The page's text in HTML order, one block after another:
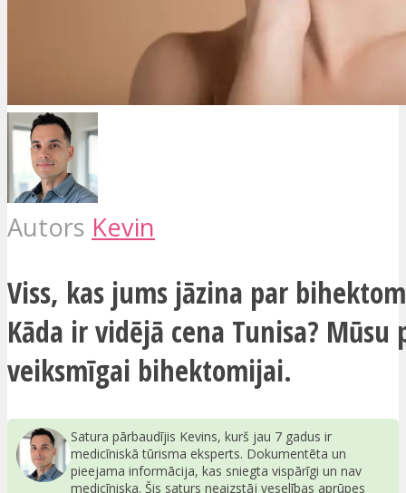
Autors Kevin
Viss, kas jums jāzina par
Kāda ir vidējā cena Tunisa? Mūsu
veiksmīgai bihektomijai.
Satura pārbaudījis Kevins, kurš jau 7 gadus ir
medicīniskā tūrisma eksperts. Dokumentēta un
pieejama informācija, kas sniegta vispārīgi un nav
medicīniska. Šis saturs neaizstāj veselības aprūpes